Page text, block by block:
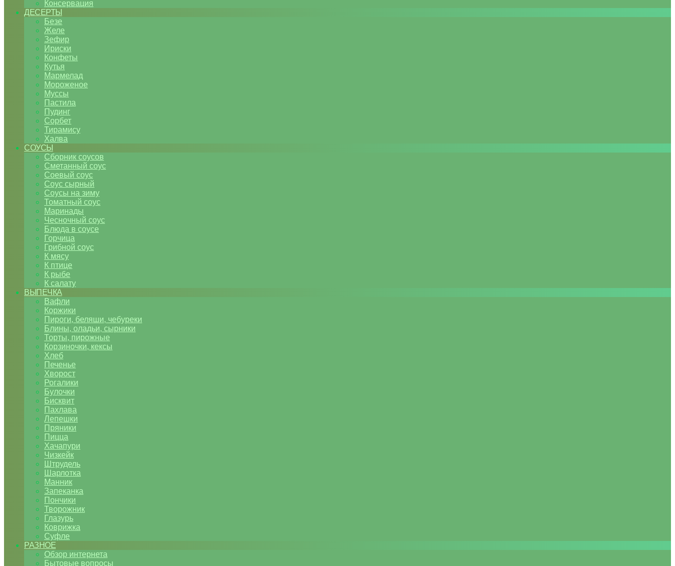
Консервация
ДЕСЕРТЫ
Безе
Желе
Зефир
Ириски
Конфеты
Кутья
Мармелад
Мороженое
Муссы
Пастила
Пудинг
Сорбет
Тирамису
Халва
СОУСЫ
Сборник соусов
Сметанный соус
Соевый соус
Соус сырный
Соусы на зиму
Томатный соус
Маринады
Чесночный соус
Блюда в соусе
Горчица
Грибной соус
К мясу
К птице
К рыбе
К салату
ВЫПЕЧКА
Вафли
Коржики
Пироги, беляши, чебуреки
Блины, оладьи, сырники
Торты, пирожные
Корзиночки, кексы
Хлеб
Печенье
Хворост
Рогалики
Булочки
Бисквит
Пахлава
Лепешки
Пряники
Пицца
Хачапури
Чизкейк
Штрудель
Шарлотка
Манник
Запеканка
Пончики
Творожник
Глазурь
Коврижка
Суфле
РАЗНОЕ
Обзор интернета
Бытовые вопросы